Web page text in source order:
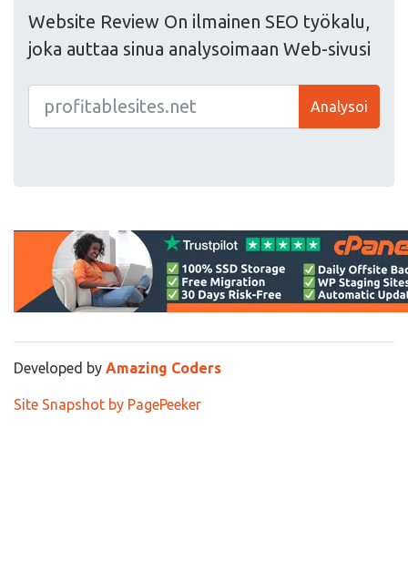
Website Review On ilmainen SEO työkalu,
joka auttaa sinua analysoimaan Web-sivusi
Analysoi
Developed by Amazing Coders
Site Snapshot by PagePeeker